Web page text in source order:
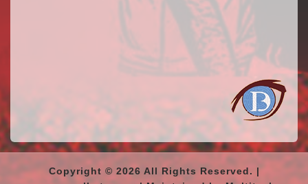
Copyright © 2026 All Rights Reserved. |